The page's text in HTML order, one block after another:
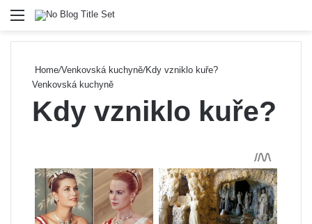
Menu
Home/Venkovská kuchyně/Kdy vzniklo kuře?
Venkovská kuchyně
Kdy vzniklo kuře?